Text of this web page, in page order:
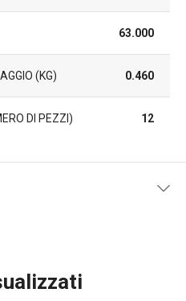
63.000
(KG) 0.460
DI PEZZI) 12